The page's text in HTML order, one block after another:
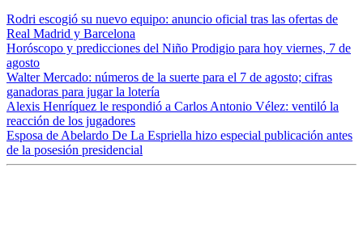
Rodri escogió su nuevo equipo: anuncio oficial tras las ofertas de
Real Madrid y Barcelona
Horóscopo y predicciones del Niño Prodigio para hoy viernes, 7 de
agosto
Walter Mercado: números de la suerte para el 7 de agosto; cifras
ganadoras para jugar la lotería
Alexis Henríquez le respondió a Carlos Antonio Vélez: ventiló la
reacción de los jugadores
Esposa de Abelardo De La Espriella hizo especial publicación antes
de la posesión presidencial